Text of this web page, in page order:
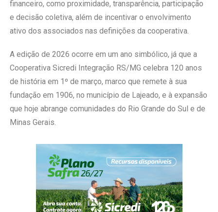
financeiro, como proximidade, ​transparência, participação
e decisão coletiva, além de incentivar o envolvimento
ativo dos associados nas definições da cooperativa.
A edição de 2026 ocorre em um ano simbólico, já que a
Cooperativa Sicredi Integração RS/MG celebra 120 anos
de história em 1º de março, marco que remete à sua
fundação em 1906, no município de Lajeado, e à expansão
que hoje abrange comunidades do Rio Grande do Sul e de
Minas Gerais.